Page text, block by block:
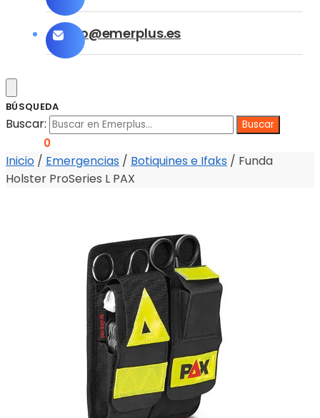
info@emerplus.es
BÚSQUEDA
Buscar:
0
Inicio / Emergencias / Botiquines e Ifaks / Funda
Holster ProSeries L PAX